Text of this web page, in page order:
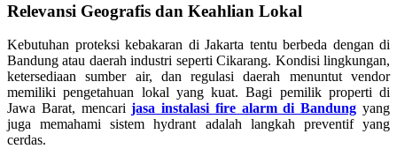
Relevansi Geografis dan Keahlian Lokal
Kebutuhan proteksi kebakaran di Jakarta tentu berbeda dengan di
Bandung atau daerah industri seperti Cikarang. Kondisi lingkungan,
ketersediaan sumber air, dan regulasi daerah menuntut vendor
memiliki pengetahuan lokal yang kuat. Bagi pemilik properti di
Jawa Barat, mencarijasa instalasi fire alarm di Bandung yang
juga memahami sistem hydrant adalah langkah preventif yang
cerdas.